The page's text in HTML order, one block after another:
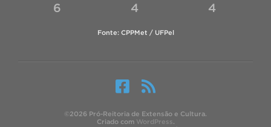
6
4
4
Fonte: CPPMet / UFPel
©2026 Pró-Reitoria de Extensão e Cultura.
Criado com WordPress.